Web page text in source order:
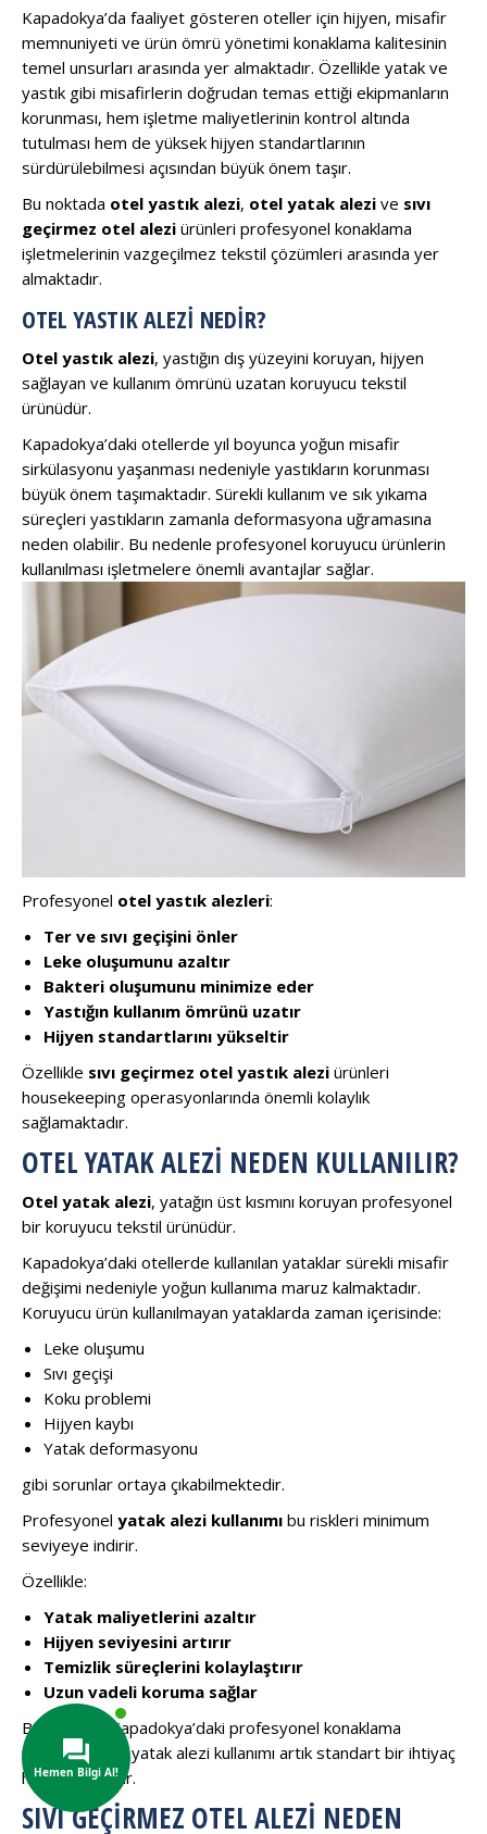
Kapadokya’da faaliyet gösteren oteller için hijyen, misafir
memnuniyeti ve ürün ömrü yönetimi konaklama kalitesinin
temel unsurları arasında yer almaktadır. Özellikle yatak ve
yastık gibi misafirlerin doğrudan temas ettiği ekipmanların
korunması, hem işletme maliyetlerinin kontrol altında
tutulması hem de yüksek hijyen standartlarının
sürdürülebilmesi açısından büyük önem taşır.
Bu noktada otel yastık alezi, otel yatak alezi ve sıvı
geçirmez otel alezi ürünleri profesyonel konaklama
işletmelerinin vazgeçilmez tekstil çözümleri arasında yer
almaktadır.
OTEL YASTIK ALEZI NEDIR?
Otel yastık alezi, yastığın dış yüzeyini koruyan, hijyen
sağlayan ve kullanım ömrünü uzatan koruyucu tekstil
ürünüdür.
Kapadokya’daki otellerde yıl boyunca yoğun misafir
sirkülasyonu yaşanması nedeniyle yastıkların korunması
büyük önem taşımaktadır. Sürekli kullanım ve sık yıkama
süreçleri yastıkların zamanla deformasyona uğramasına
neden olabilir. Bu nedenle profesyonel koruyucu ürünlerin
kullanılması işletmelere önemli avantajlar sağlar.
Profesyonel otel yastık alezleri:
Ter ve sıvı geçişini önler
Leke oluşumunu azaltır
Bakteri oluşumunu minimize eder
Yastığın kullanım ömrünü uzatır
Hijyen standartlarını yükseltir
Özellikle sıvı geçirmez otel yastık alezi ürünleri
housekeeping operasyonlarında önemli kolaylık
sağlamaktadır.
OTEL YATAK ALEZI NEDEN KULLANILIR?
Otel yatak alezi, yatağın üst kısmını koruyan profesyonel
bir koruyucu tekstil ürünüdür.
Kapadokya’daki otellerde kullanılan yataklar sürekli misafir
değişimi nedeniyle yoğun kullanıma maruz kalmaktadır.
Koruyucu ürün kullanılmayan yataklarda zaman içerisinde:
Leke oluşumu
Sıvı geçişi
Koku problemi
Hijyen kaybı
Yatak deformasyonu
gibi sorunlar ortaya çıkabilmektedir.
Profesyonel yatak alezi kullanımı bu riskleri minimum
seviyeye indirir.
Özellikle:
Yatak maliyetlerini azaltır
Hijyen seviyesini artırır
Temizlik süreçlerini kolaylaştırır
Uzun vadeli koruma sağlar
Bu nedenle Kapadokya’daki profesyonel konaklama
işletmelerinde yatak alezi kullanımı artık standart bir ihtiyaç
haline gelmiştir.
SIVI GEÇIRMEZ OTEL ALEZI NEDEN